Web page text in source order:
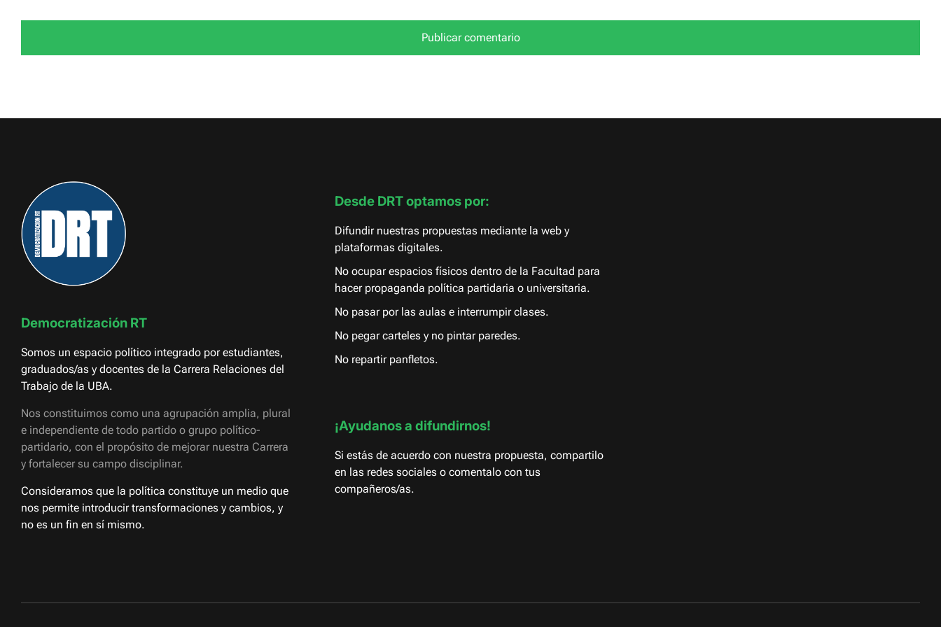
Democratización RT
Somos un espacio político integrado por estudiantes,
graduados/as y docentes de la Carrera Relaciones del
Trabajo de la UBA.
Nos constituimos como una agrupación amplia, plural
e independiente de todo partido o grupo político-
partidario, con el propósito de mejorar nuestra Carrera
y fortalecer su campo disciplinar.
Consideramos que la política constituye un medio que
nos permite introducir transformaciones y cambios, y
no es un fin en sí mismo.
Desde DRT optamos por:
Difundir nuestras propuestas mediante la web y
plataformas digitales.
No ocupar espacios físicos dentro de la Facultad para
hacer propaganda política partidaria o universitaria.
No pasar por las aulas e interrumpir clases.
No pegar carteles y no pintar paredes.
No repartir panfletos.
¡Ayudanos a difundirnos!
Si estás de acuerdo con nuestra propuesta, compartilo
en las redes sociales o comentalo con tus
compañeros/as.